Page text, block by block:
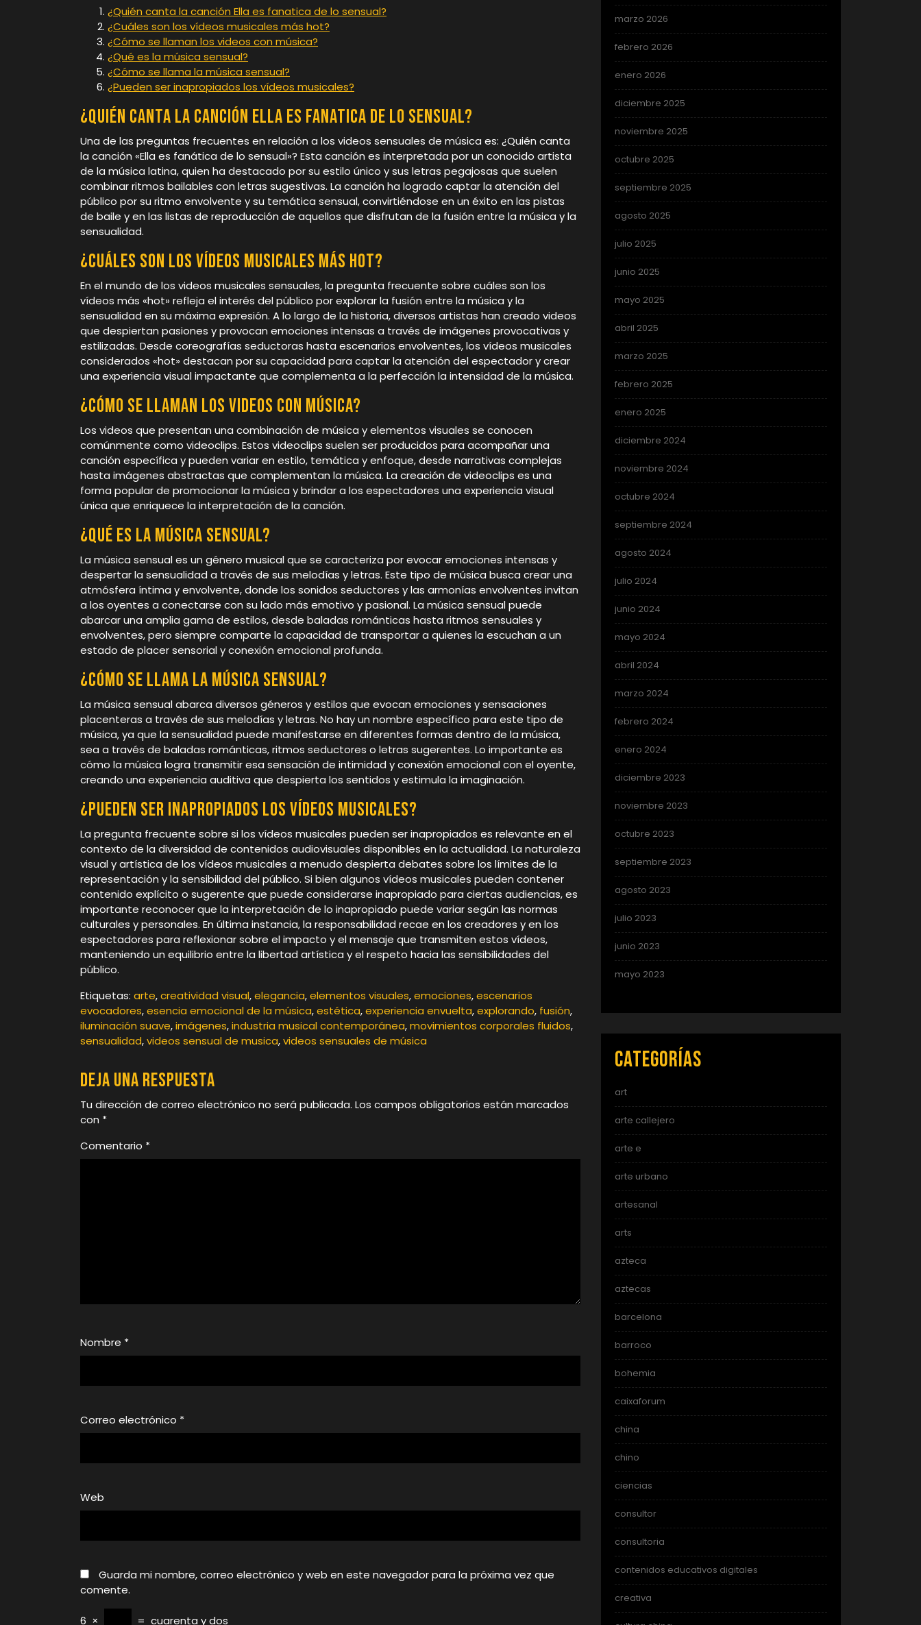
¿Quién canta la canción Ella es fanatica de lo sensual?
¿Cuáles son los vídeos musicales más hot?
¿Cómo se llaman los videos con música?
¿Qué es la música sensual?
¿Cómo se llama la música sensual?
¿Pueden ser inapropiados los vídeos musicales?
¿Quién canta la canción Ella es fanatica de lo sensual?
Una de las preguntas frecuentes en relación a los videos sensuales de música es: ¿Quién canta
la canción «Ella es fanática de lo sensual»? Esta canción es interpretada por un conocido artista
de la música latina, quien ha destacado por su estilo único y sus letras pegajosas que suelen
combinar ritmos bailables con letras sugestivas. La canción ha logrado captar la atención del
público por su ritmo envolvente y su temática sensual, convirtiéndose en un éxito en las pistas
de baile y en las listas de reproducción de aquellos que disfrutan de la fusión entre la música y la
sensualidad.
¿Cuáles son los vídeos musicales más hot?
En el mundo de los videos musicales sensuales, la pregunta frecuente sobre cuáles son los
vídeos más «hot» refleja el interés del público por explorar la fusión entre la música y la
sensualidad en su máxima expresión. A lo largo de la historia, diversos artistas han creado videos
que despiertan pasiones y provocan emociones intensas a través de imágenes provocativas y
estilizadas. Desde coreografías seductoras hasta escenarios envolventes, los vídeos musicales
considerados «hot» destacan por su capacidad para captar la atención del espectador y crear
una experiencia visual impactante que complementa a la perfección la intensidad de la música.
¿Cómo se llaman los videos con música?
Los videos que presentan una combinación de música y elementos visuales se conocen
comúnmente como videoclips. Estos videoclips suelen ser producidos para acompañar una
canción específica y pueden variar en estilo, temática y enfoque, desde narrativas complejas
hasta imágenes abstractas que complementan la música. La creación de videoclips es una
forma popular de promocionar la música y brindar a los espectadores una experiencia visual
única que enriquece la interpretación de la canción.
¿Qué es la música sensual?
La música sensual es un género musical que se caracteriza por evocar emociones intensas y
despertar la sensualidad a través de sus melodías y letras. Este tipo de música busca crear una
atmósfera íntima y envolvente, donde los sonidos seductores y las armonías envolventes invitan
a los oyentes a conectarse con su lado más emotivo y pasional. La música sensual puede
abarcar una amplia gama de estilos, desde baladas románticas hasta ritmos sensuales y
envolventes, pero siempre comparte la capacidad de transportar a quienes la escuchan a un
estado de placer sensorial y conexión emocional profunda.
¿Cómo se llama la música sensual?
La música sensual abarca diversos géneros y estilos que evocan emociones y sensaciones
placenteras a través de sus melodías y letras. No hay un nombre específico para este tipo de
música, ya que la sensualidad puede manifestarse en diferentes formas dentro de la música,
sea a través de baladas románticas, ritmos seductores o letras sugerentes. Lo importante es
cómo la música logra transmitir esa sensación de intimidad y conexión emocional con el oyente,
creando una experiencia auditiva que despierta los sentidos y estimula la imaginación.
¿Pueden ser inapropiados los vídeos musicales?
La pregunta frecuente sobre si los vídeos musicales pueden ser inapropiados es relevante en el
contexto de la diversidad de contenidos audiovisuales disponibles en la actualidad. La naturaleza
visual y artística de los vídeos musicales a menudo despierta debates sobre los límites de la
representación y la sensibilidad del público. Si bien algunos vídeos musicales pueden contener
contenido explícito o sugerente que puede considerarse inapropiado para ciertas audiencias, es
importante reconocer que la interpretación de lo inapropiado puede variar según las normas
culturales y personales. En última instancia, la responsabilidad recae en los creadores y en los
espectadores para reflexionar sobre el impacto y el mensaje que transmiten estos vídeos,
manteniendo un equilibrio entre la libertad artística y el respeto hacia las sensibilidades del
público.
Etiquetas: arte,creatividad visual,elegancia,elementos visuales,emociones,escenarios
evocadores,esencia emocional de la música,estética,experiencia envuelta,explorando, fusión,
iluminación suave,imágenes,industria musical contemporánea,movimientos corporales fluidos,
sensualidad,videos sensual de musica,videos sensuales de música
Deja una respuesta
Tu dirección de correo electrónico no será publicada. Los campos obligatorios están marcados
con *
Comentario *
Nombre *
Correo electrónico *
Web
Guarda mi nombre, correo electrónico y web en este navegador para la próxima vez que
comente.
6 × = cuarenta y dos
marzo 2026
febrero 2026
enero 2026
diciembre 2025
noviembre 2025
octubre 2025
septiembre 2025
agosto 2025
julio 2025
junio 2025
mayo 2025
abril 2025
marzo 2025
febrero 2025
enero 2025
diciembre 2024
noviembre 2024
octubre 2024
septiembre 2024
agosto 2024
julio 2024
junio 2024
mayo 2024
abril 2024
marzo 2024
febrero 2024
enero 2024
diciembre 2023
noviembre 2023
octubre 2023
septiembre 2023
agosto 2023
julio 2023
junio 2023
mayo 2023
Categorías
art
arte callejero
arte e
arte urbano
artesanal
arts
azteca
aztecas
barcelona
barroco
bohemia
caixaforum
china
chino
ciencias
consultor
consultoria
contenidos educativos digitales
creativa